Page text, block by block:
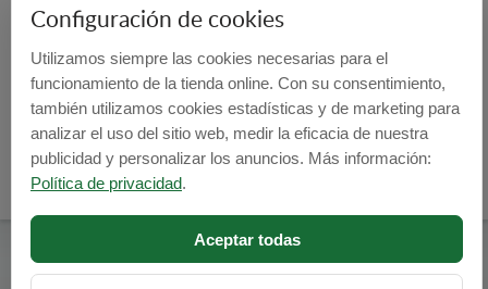
Harghita, Romania
E-mail: info@cubrecarter.com
Site: www.cubrecarter.com
Cubre Carter -© 2026
Configuración de cookies
Utilizamos siempre las cookies necesarias para el
funcionamiento de la tienda online. Con su consentimiento,
también utilizamos cookies estadísticas y de marketing para
analizar el uso del sitio web, medir la eficacia de nuestra
publicidad y personalizar los anuncios. Más información:
Política de privacidad.
Aceptar todas